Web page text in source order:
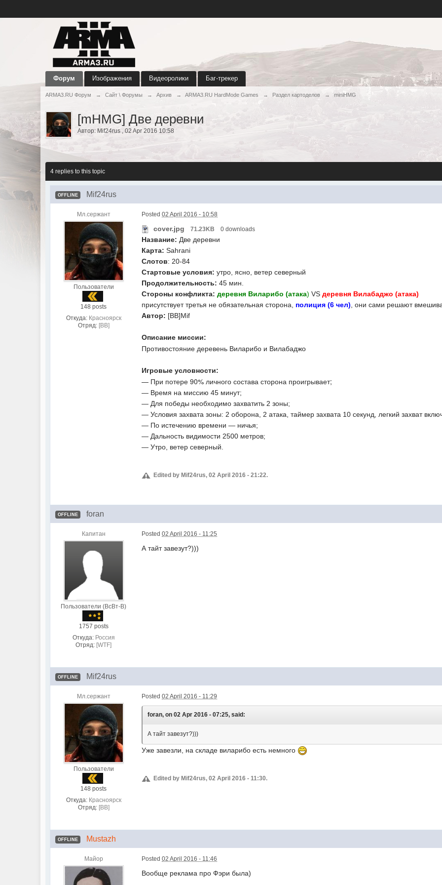
Форум Изображения Видеоролики Баг-трекер
ARMA3.RU Форум → Сайт \ Форумы → Архив → ARMA3.RU HardMode Games → Раздел картоделов → miniHMG
[mHMG] Две деревни
Автор: Mif24rus , 02 Apr 2016 10:58
4 replies to this topic
OFFLINE Mif24rus
Мл.сержант
Пользователи
148 posts
Откуда: Красноярск
Отряд: [BB]
Posted 02 April 2016 - 10:58
cover.jpg 71.23KB 0 downloads
Название: Две деревни
Карта: Sahrani
Слотов: 20-84
Стартовые условия: утро, ясно, ветер северный
Продолжительность: 45 мин.
Стороны конфликта: деревня Виларибо (атака) VS деревня Вилабаджо (атака)
присутствует третья не обязательная сторона, полиция (6 чел) , они сами решают
Автор: [BB]Mif
Описание миссии:
Противостояние деревень Виларибо и Вилабаджо
Игровые условности:
— При потере 90% личного состава сторона проигрывает;
— Время на миссию 45 минут;
— Для победы необходимо захватить 2 зоны;
— Условия захвата зоны: 2 оборона, 2 атака, таймер захвата 10 секунд, легкий захват
— По истечению времени — ничья;
— Дальность видимости 2500 метров;
— Утро, ветер северный.
Edited by Mif24rus, 02 April 2016 - 21:22.
OFFLINE foran
Капитан
Пользователи (ВсВт-В)
1757 posts
Откуда: Россия
Отряд: [WTF]
Posted 02 April 2016 - 11:25
А тайт завезут?)))
OFFLINE Mif24rus
Мл.сержант
Пользователи
148 posts
Откуда: Красноярск
Отряд: [BB]
Posted 02 April 2016 - 11:29
foran, on 02 Apr 2016 - 07:25, said:
А тайт завезут?)))
Уже завезли, на складе виларибо есть немного
Edited by Mif24rus, 02 April 2016 - 11:30.
OFFLINE Mustazh
Майор Posted 02 April 2016 - 11:46
Вообще реклама про Фэри была)